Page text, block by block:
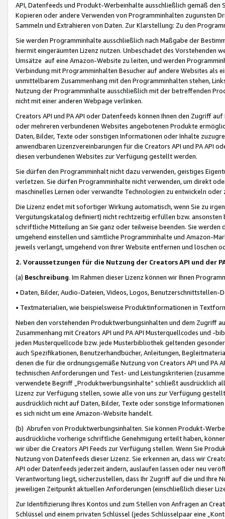
API, Datenfeeds und Produkt-Werbeinhalte ausschließlich gemäß
Kopieren oder andere Verwenden von Programminhalten zugunsten
Sammeln und Extrahieren von Daten. Zur Klarstellung: Zu den
Sie werden Programminhalte ausschließlich nach Maßgabe der
hiermit eingeräumten Lizenz nutzen. Unbeschadet des Vorstehenden
Umsätze auf eine Amazon-Website zu leiten, und werden
Verbindung mit Programminhalten Besucher auf andere Websites als
unmittelbarem Zusammenhang mit den Programminhalten stehen,
Nutzung der Programminhalte ausschließlich mit der betreffenden
nicht mit einer anderen Webpage verlinken.
Creators API und PA API oder Datenfeeds können Ihnen den Zugriff
oder mehreren verbundenen Websites angebotenen Produkte
Daten, Bilder, Texte oder sonstigen Informationen oder Inhalte
anwendbaren Lizenzvereinbarungen für die Creators API und PA API
diesen verbundenen Websites zur Verfügung gestellt werden.
Sie dürfen den Programminhalt nicht dazu verwenden, geistiges
verletzen. Sie dürfen Programminhalte nicht verwenden, um direkt
maschinelles Lernen oder verwandte Technologien zu entwickeln
Die Lizenz endet mit sofortiger Wirkung automatisch, wenn Sie zu
Vergütungskatalog definiert) nicht rechtzeitig erfüllen bzw. ansonsten
schriftliche Mitteilung an Sie ganz oder teilweise beenden. Sie werden
umgehend einstellen und sämtliche Programminhalte und Amazon-
jeweils verlangt, umgehend von Ihrer Website entfernen und löschen
2. Voraussetzungen für die Nutzung der Creators API und der
(a) Beschreibung. Im Rahmen dieser Lizenz können wir Ihnen
• Daten, Bilder, Audio-Dateien, Videos, Logos, Benutzerschnittstellen-
• Textmaterialien, wie beispielsweise Produktinformationen in
Neben den vorstehenden Produktwerbungsinhalten und dem Zugriff
Zusammenhang mit Creators API und PA API Musterquellcodes und
jeden Musterquellcode bzw. jede Musterbibliothek geltenden
auch Spezifikationen, Benutzerhandbücher, Anleitungen,
denen die für die ordnungsgemäße Nutzung von Creators API und PA
technischen Anforderungen und Test- und Leistungskriterien
verwendete Begriff „Produktwerbungsinhalte“ schließt ausdrücklich
Lizenz zur Verfügung stellen, sowie alle von uns zur Verfügung
ausdrücklich nicht auf Daten, Bilder, Texte oder sonstige
es sich nicht um eine Amazon-Website handelt.
(b) Abrufen von Produktwerbungsinhalten. Sie können Produkt-
ausdrückliche vorherige schriftliche Genehmigung erteilt haben,
wir über die Creators API Feeds zur Verfügung stellen. Wenn Sie
Nutzung von Datenfeeds dieser Lizenz. Sie erkennen an, dass wir
API oder Datenfeeds jederzeit ändern, auslaufen lassen oder neu
Verantwortung liegt, sicherzustellen, dass Ihr Zugriff auf die und Ihre
jeweiligen Zeitpunkt aktuellen Anforderungen (einschließlich dieser
Zur Identifizierung Ihres Kontos und zum Stellen von Anfragen an
Schlüssel und einem privaten Schlüssel (jedes Schlüsselpaar eine